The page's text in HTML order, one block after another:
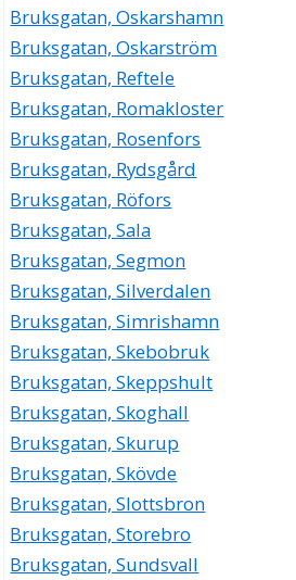
Bruksgatan, Oskarshamn
Bruksgatan, Oskarström
Bruksgatan, Reftele
Bruksgatan, Romakloster
Bruksgatan, Rosenfors
Bruksgatan, Rydsgård
Bruksgatan, Röfors
Bruksgatan, Sala
Bruksgatan, Segmon
Bruksgatan, Silverdalen
Bruksgatan, Simrishamn
Bruksgatan, Skebobruk
Bruksgatan, Skeppshult
Bruksgatan, Skoghall
Bruksgatan, Skurup
Bruksgatan, Skövde
Bruksgatan, Slottsbron
Bruksgatan, Storebro
Bruksgatan, Sundsvall